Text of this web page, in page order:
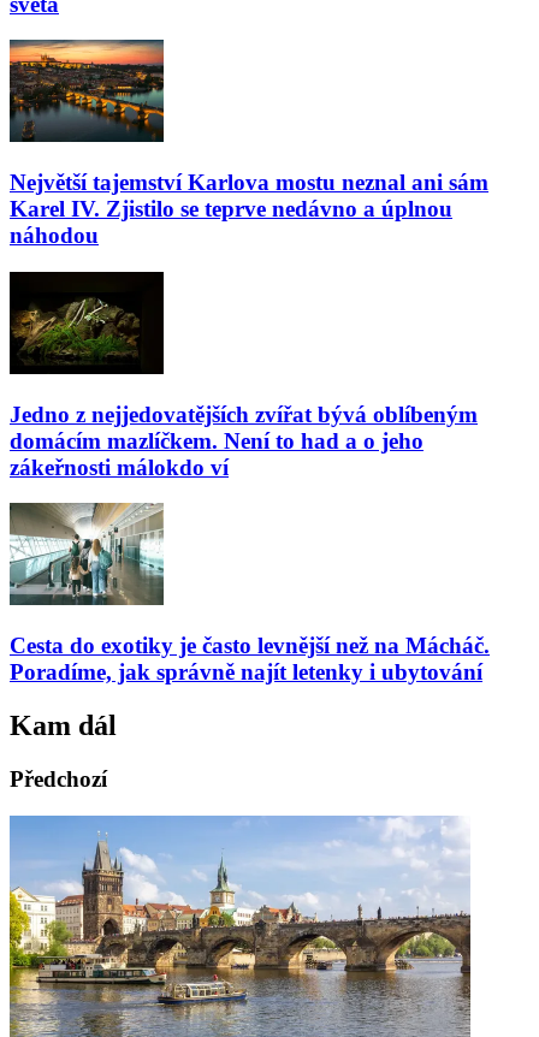
Největší tajemství Karlova mostu neznal ani sám
Karel IV. Zjistilo se teprve nedávno a úplnou
náhodou
Jedno z nejjedovatějších zvířat bývá oblíbeným
domácím mazlíčkem. Není to had a o jeho
zákeřnosti málokdo ví
Cesta do exotiky je často levnější než na Mácháč.
Poradíme, jak správně najít letenky i ubytování
Kam dál
Předchozí